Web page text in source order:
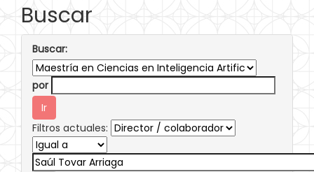
Buscar
Buscar:
por
Filtros actuales: